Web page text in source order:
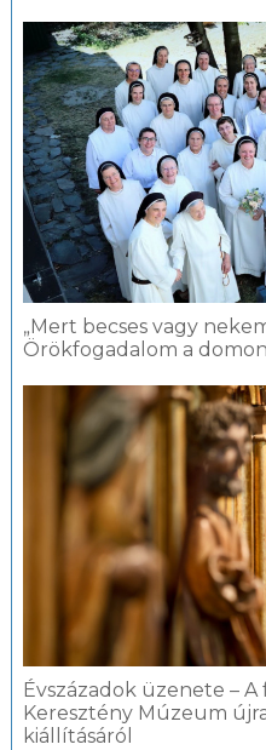
„Mert becses vagy
Örökfogadalom a
Évszázadok üzenete –
Keresztény Múzeum
kiállításáról